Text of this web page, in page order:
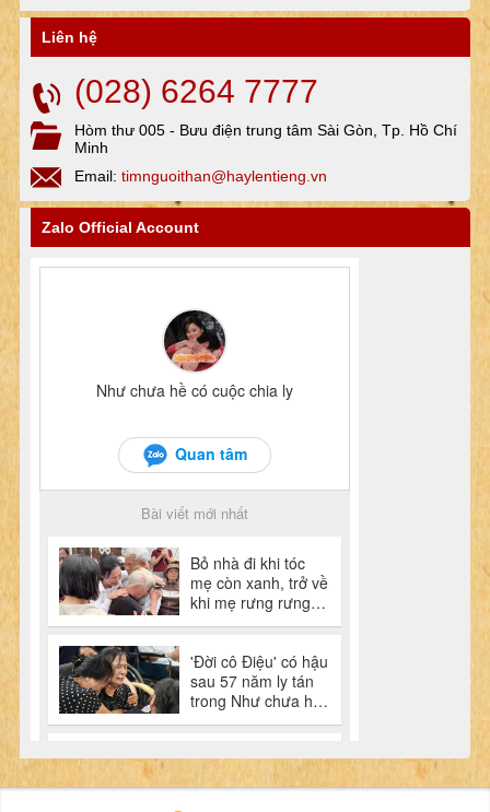
Liên hệ
(028) 6264 7777
Hòm thư 005 - Bưu điện trung tâm Sài Gòn, Tp. Hồ Chí
Minh
Email: timnguoithan@haylentieng.vn
Zalo Official Account